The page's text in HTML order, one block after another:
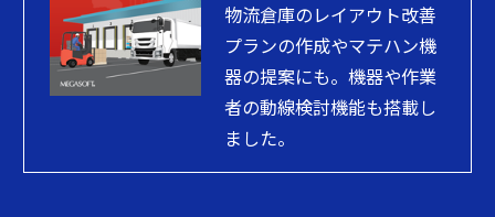
物流倉庫のレイアウト改善
プランの作成やマテハン機
器の提案にも。機器や作業
者の動線検討機能も搭載し
ました。